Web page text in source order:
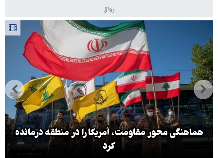
رواق
هماهنگی محور مقاومت، آمریکا را در منطقه درمانده
کرد